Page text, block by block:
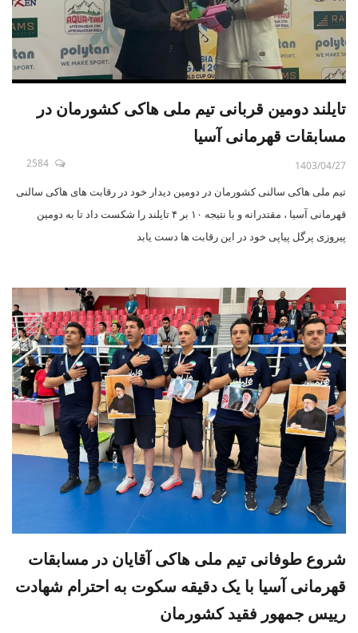
تایلند دومین قربانی تیم ملی هاکی کشورمان در
مسابقات قهرمانی آسیا
1403/04/27
2584
تیم ملی هاکی سالنی کشورمان در دومین دیدار خود در رقابت های هاکی سالنی
قهرمانی آسیا ، مقتدرانه و با نتیجه ۱۰ بر ۴ تایلند را شکست داد تا به دومین
پیروزی پرگل پیاپی خود در این رقابت ها دست یابد
شروع طوفانی تیم ملی هاکی آقایان در مسابقات
قهرمانی آسیا با یک دقیقه سکوت به احترام شهادت
رییس جمهور فقید کشورمان